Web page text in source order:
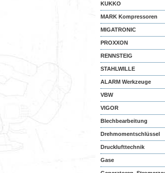
KUKKO
MARK Kompressoren
MIGATRONIC
PROXXON
RENNSTEIG
STAHLWILLE
ALARM Werkzeuge
VBW
VIGOR
Blechbearbeitung
Drehmomentschlüssel
Drucklufttechnik
Gase